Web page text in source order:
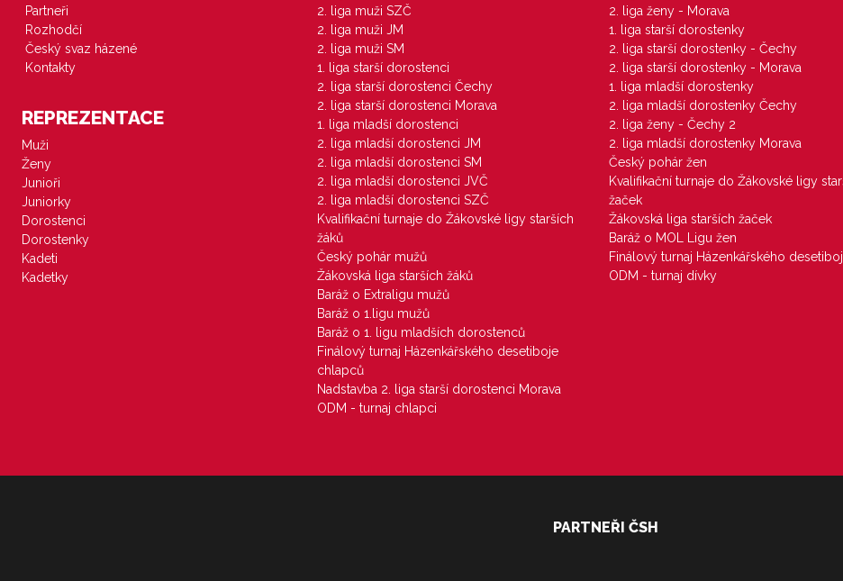
Partneři
Rozhodčí
Český svaz házené
Kontakty
REPREZENTACE
Muži
Ženy
Junioři
Juniorky
Dorostenci
Dorostenky
Kadeti
Kadetky
2. liga muži SZČ
2. liga muži JM
2. liga muži SM
1. liga starší dorostenci
2. liga starší dorostenci Čechy
2. liga starší dorostenci Morava
1. liga mladší dorostenci
2. liga mladší dorostenci JM
2. liga mladší dorostenci SM
2. liga mladší dorostenci JVČ
2. liga mladší dorostenci SZČ
Kvalifikační turnaje do Žákovské ligy starších
žáků
Český pohár mužů
Žákovská liga starších žáků
Baráž o Extraligu mužů
Baráž o 1.ligu mužů
Baráž o 1. ligu mladších dorostenců
Finálový turnaj Házenkářského desetiboje
chlapců
Nadstavba 2. liga starší dorostenci Morava
ODM - turnaj chlapci
2. liga ženy - Morava
1. liga starší dorostenky
2. liga starší dorostenky - Čechy
2. liga starší dorostenky - Morava
1. liga mladší dorostenky
2. liga mladší dorostenky Čechy
2. liga ženy - Čechy 2
2. liga mladší dorostenky Morava
Český pohár žen
Kvalifikační turnaje do Žákovské ligy
žaček
Žákovská liga starších žaček
Baráž o MOL Ligu žen
Finálový turnaj Házenkářského
ODM - turnaj dívky
PARTNEŘI ČSH